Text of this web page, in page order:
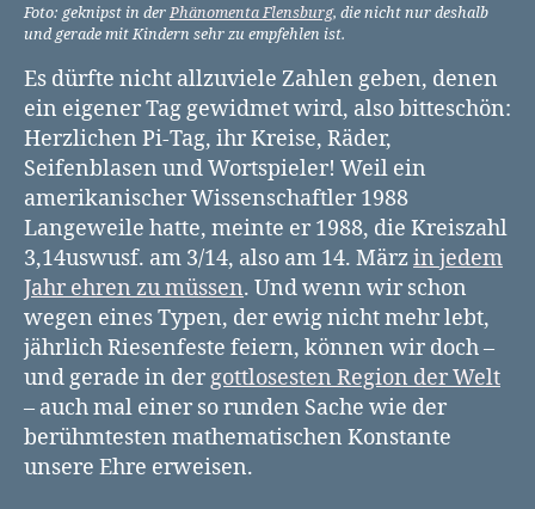
Foto: geknipst in derPhänomenta Flensburg, die nicht nur deshalb
und gerade mit Kindern sehr zu empfehlen ist.
Es dürfte nicht allzuviele Zahlen geben, denen
ein eigener Tag gewidmet wird, also bitteschön:
Herzlichen Pi-Tag, ihr Kreise, Räder,
Seifenblasen und Wortspieler! Weil ein
amerikanischer Wissenschaftler 1988
Langeweile hatte, meinte er 1988, die Kreiszahl
3,14uswusf. am 3/14, also am 14. Märzin jedem
Jahr ehren zu müssen. Und wenn wir schon
wegen eines Typen, der ewig nicht mehr lebt,
jährlich Riesenfeste feiern, können wir doch –
und gerade in dergottlosesten Region der Welt
– auch mal einer so runden Sache wie der
berühmtesten mathematischen Konstante
unsere Ehre erweisen.